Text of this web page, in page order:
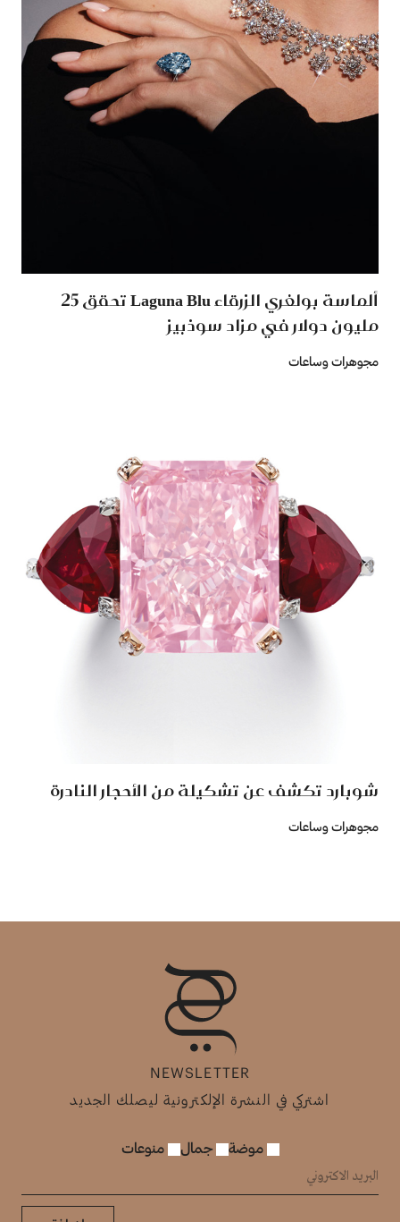
ألماسة بولغري الزرقاء Laguna Blu تحقق 25
مليون دولار في مزاد سوذبيز
مجوهرات وساعات
شوبارد تكشف عن تشكيلة من الأحجار النادرة
مجوهرات وساعات
NEWSLETTER
اشتركي في النشرة الإلكترونية ليصلك الجديد
موضة جمال منوعات